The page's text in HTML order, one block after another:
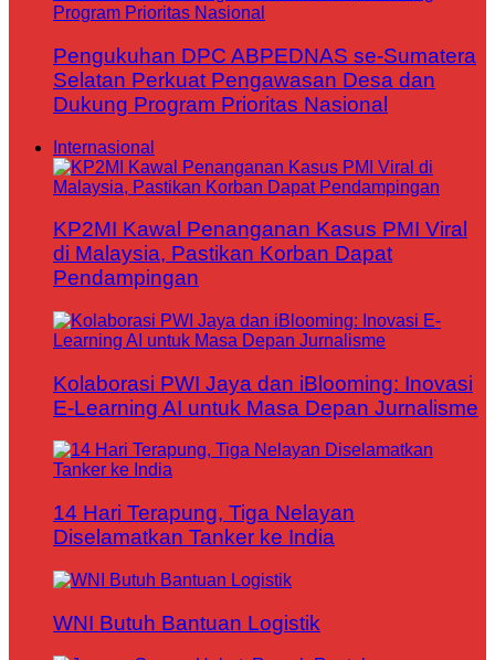
Pengukuhan DPC ABPEDNAS se-Sumatera
Selatan Perkuat Pengawasan Desa dan
Dukung Program Prioritas Nasional
Internasional
KP2MI Kawal Penanganan Kasus PMI Viral
di Malaysia, Pastikan Korban Dapat
Pendampingan
Kolaborasi PWI Jaya dan iBlooming: Inovasi
E-Learning AI untuk Masa Depan Jurnalisme
14 Hari Terapung, Tiga Nelayan
Diselamatkan Tanker ke India
WNI Butuh Bantuan Logistik